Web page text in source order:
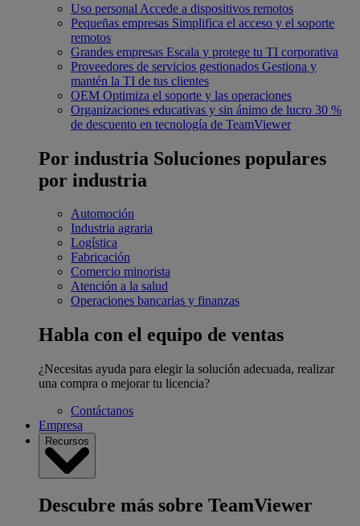
Uso personal Accede a dispositivos remotos
Pequeñas empresas Simplifica el acceso y el soporte
remotos
Grandes empresas Escala y protege tu TI corporativa
Proveedores de servicios gestionados Gestiona y
mantén la TI de tus clientes
OEM Optimiza el soporte y las operaciones
Organizaciones educativas y sin ánimo de lucro 30 %
de descuento en tecnología de TeamViewer
Por industria Soluciones populares
por industria
Automoción
Industria agraria
Logística
Fabricación
Comercio minorista
Atención a la salud
Operaciones bancarias y finanzas
Habla con el equipo de ventas
¿Necesitas ayuda para elegir la solución adecuada, realizar
una compra o mejorar tu licencia?
Contáctanos
Empresa
Recursos
Descubre más sobre TeamViewer